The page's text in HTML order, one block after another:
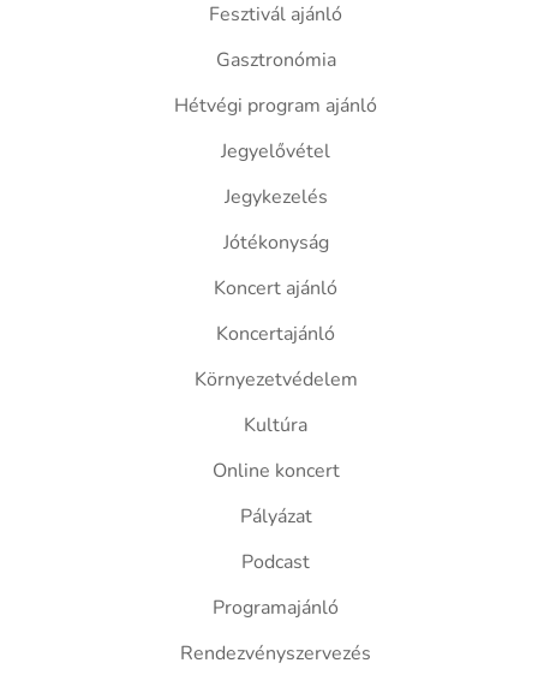
Fesztivál ajánló
Gasztronómia
Hétvégi program ajánló
Jegyelővétel
Jegykezelés
Jótékonyság
Koncert ajánló
Koncertajánló
Környezetvédelem
Kultúra
Online koncert
Pályázat
Podcast
Programajánló
Rendezvényszervezés